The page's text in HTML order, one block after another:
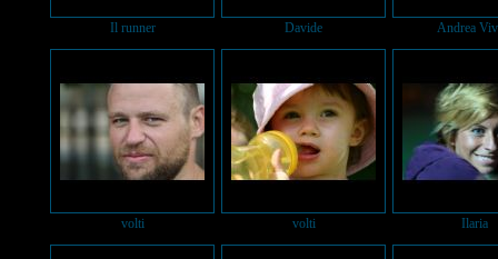
Il runner Davide Andrea
volti volti Ilaria